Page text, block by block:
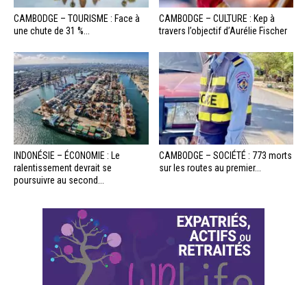
CAMBODGE – TOURISME : Face à
une chute de 31 %...
CAMBODGE – CULTURE : Kep à
travers l’objectif d’Aurélie Fischer
INDONÉSIE – ÉCONOMIE : Le
ralentissement devrait se
poursuivre au second...
CAMBODGE – SOCIÉTÉ : 773 morts
sur les routes au premier...